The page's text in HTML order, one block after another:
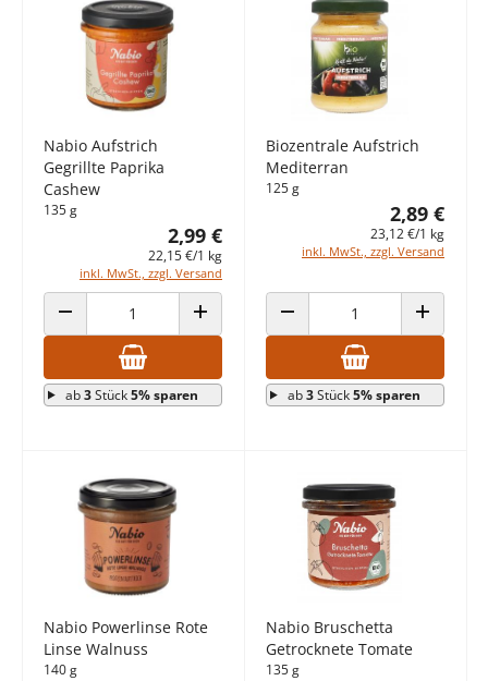
Nabio Aufstrich
Gegrillte Paprika
Cashew
135 g
2,99 €
22,15 €/1 kg
inkl. MwSt., zzgl. Versand
ANZAHL VERRINGERN ANZAHL ERHÖHEN
ab3Stück5% sparen
Biozentrale Aufstrich
Mediterran
125 g
2,89 €
23,12 €/1 kg
inkl. MwSt., zzgl. Versand
ANZAHL VERRINGERN ANZAHL
ab3Stück5% sparen
Nabio Powerlinse Rote
Linse Walnuss
140 g
Nabio Bruschetta
Getrocknete Tomate
135 g